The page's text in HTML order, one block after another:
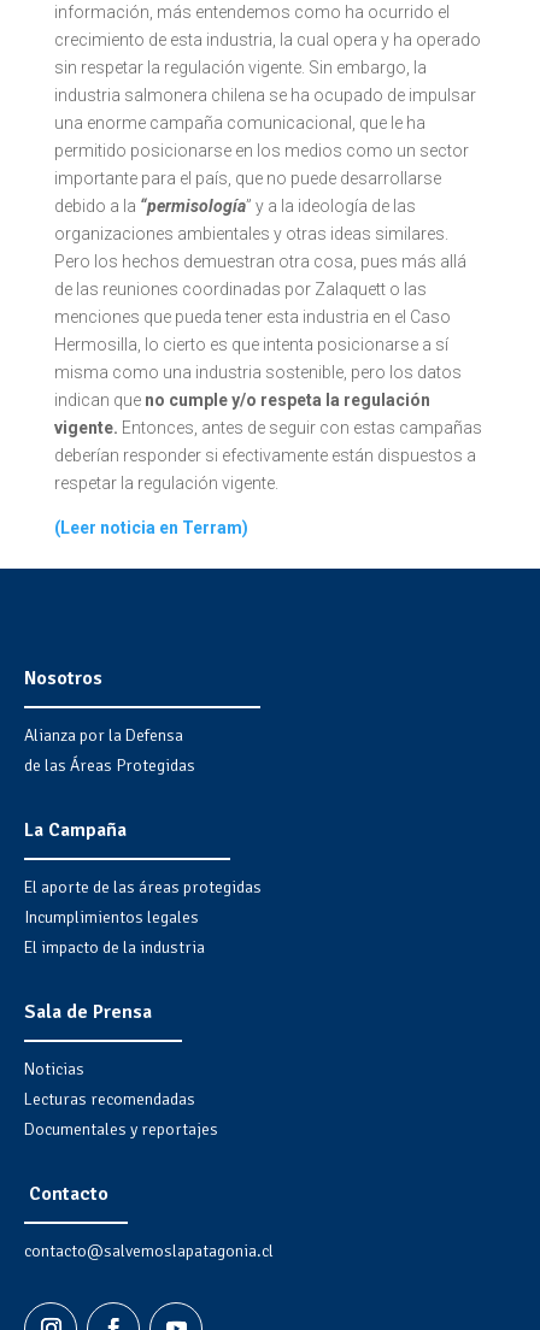
información, más entendemos como ha ocurrido el
crecimiento de esta industria, la cual opera y ha operado
sin respetar la regulación vigente. Sin embargo, la
industria salmonera chilena se ha ocupado de impulsar
una enorme campaña comunicacional, que le ha
permitido posicionarse en los medios como un sector
importante para el país, que no puede desarrollarse
debido a la “permisología” y a la ideología de las
organizaciones ambientales y otras ideas similares.
Pero los hechos demuestran otra cosa, pues más allá
de las reuniones coordinadas por Zalaquett o las
menciones que pueda tener esta industria en el Caso
Hermosilla, lo cierto es que intenta posicionarse a sí
misma como una industria sostenible, pero los datos
indican que no cumple y/o respeta la regulación
vigente. Entonces, antes de seguir con estas campañas
deberían responder si efectivamente están dispuestos a
respetar la regulación vigente.
(Leer noticia en Terram)
Nosotros
Alianza por la Defensa
de las Áreas Protegidas
La Campaña
El aporte de las áreas protegidas
Incumplimientos legales
El impacto de la industria
Sala de Prensa
Noticias
Lecturas recomendadas
Documentales y reportajes
Contacto
contacto@salvemoslapatagonia.cl